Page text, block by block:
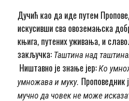
Дучић као да иде путем
искусивши сва овоземањска
књига, путених уживања, и
закључка: Таштина над
Ништавно је знање јер:Ко
умножава и муку. Проповедник
мучно да човек не може